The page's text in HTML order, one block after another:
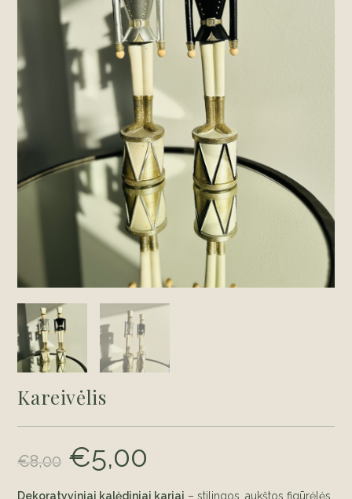
Kareivėlis
€8,00
Original
price
was:
€5,00
Dekoratyviniai kalėdiniai kariai – stilingos, aukštos figūrėlės,